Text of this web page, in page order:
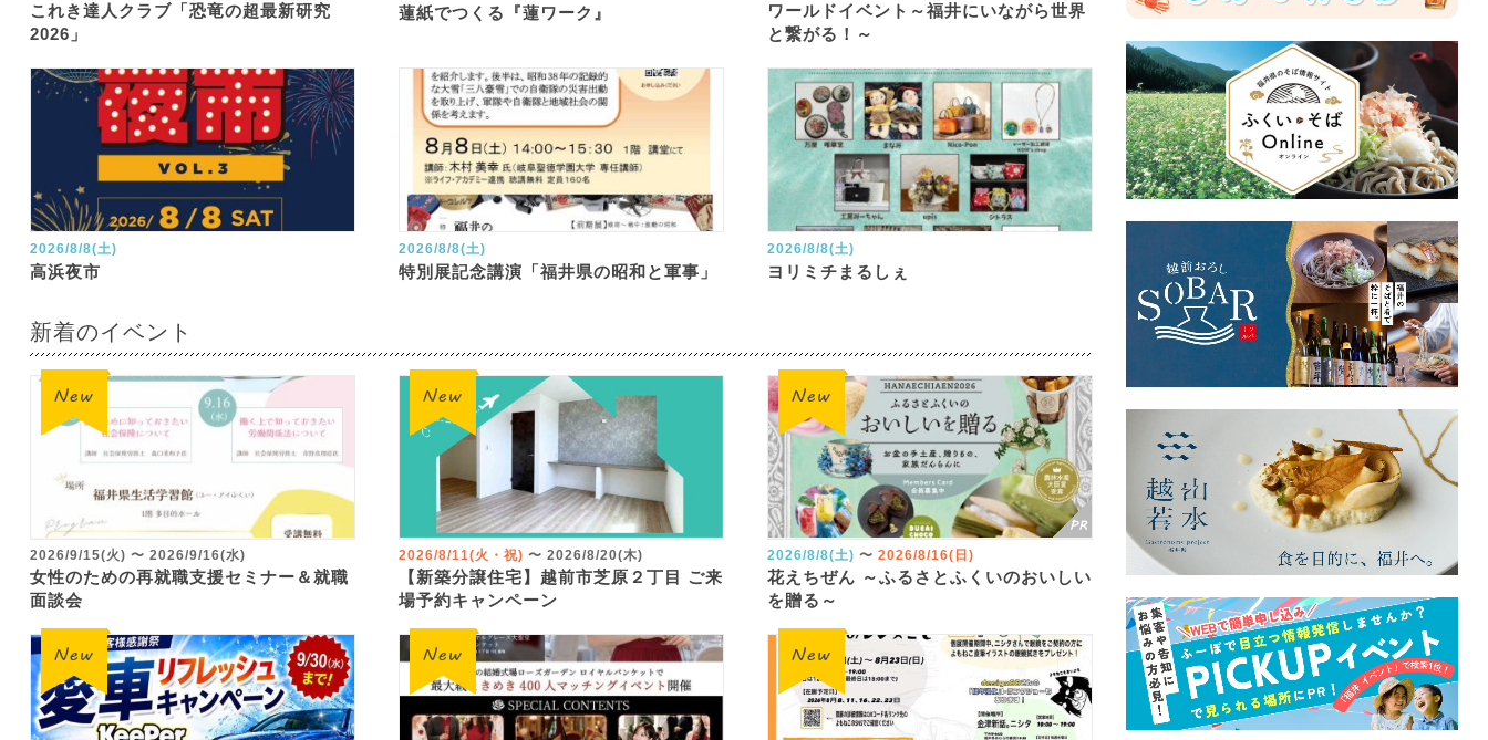
これき達人クラブ「恐竜の超最新研究
2026」
蓮紙でつくる『蓮ワーク』
ワールドイベント～福井にいながら世界
と繋がる！～
2026/8/8(土)
高浜夜市
2026/8/8(土)
特別展記念講演「福井県の昭和と軍事」
2026/8/8(土)
ヨリミチまるしぇ
新着のイベント
2026/9/15(火) 〜 2026/9/16(水)
女性のための再就職支援セミナー＆就職
面談会
2026/8/11(火・祝) 〜 2026/8/20(木)
【新築分譲住宅】越前市芝原２丁目 ご来
場予約キャンペーン
2026/8/8(土) 〜 2026/8/16(日)
花えちぜん ～ふるさとふくいのおいしい
を贈る～